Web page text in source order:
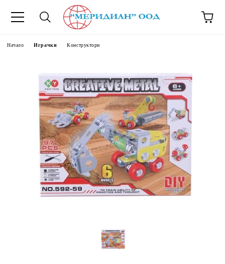
Начало Играчки Конструктори